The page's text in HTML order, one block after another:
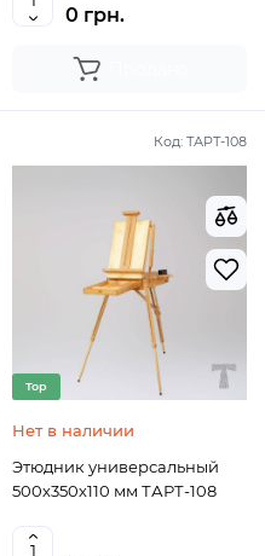
0 грн.
Код: ТАРТ-108
Top
Нет в наличии
Этюдник универсальный
500х350х110 мм ТАРТ-108